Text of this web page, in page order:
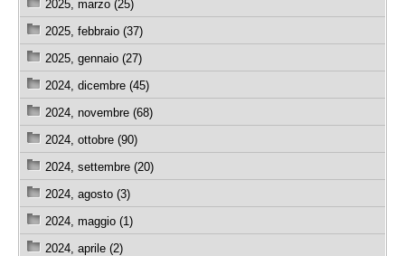
2025, marzo (25)
2025, febbraio (37)
2025, gennaio (27)
2024, dicembre (45)
2024, novembre (68)
2024, ottobre (90)
2024, settembre (20)
2024, agosto (3)
2024, maggio (1)
2024, aprile (2)